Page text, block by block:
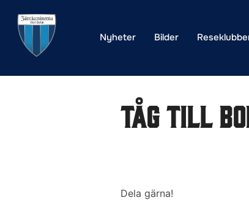
innehåll
Nyheter Bilder
Tåg till
Dela gärna!